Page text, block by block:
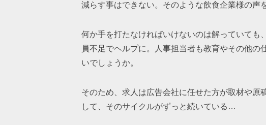
減らす事はできない。そのような飲食企業様の声
何か手を打たなければいけないのは解っていても
員不足でヘルプに。人事担当者も教育やその他
いでしょうか。
そのため、求人は広告会社に任せた方が取材や
して、そのサイクルがずっと続いている…